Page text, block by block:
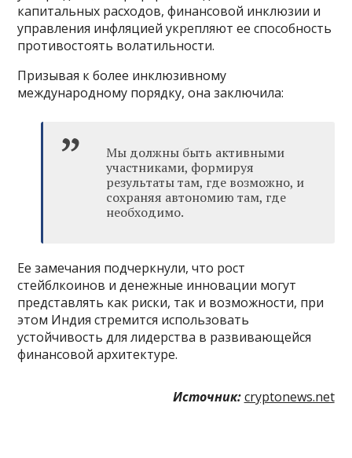
капитальных расходов, финансовой инклюзии и
управления инфляцией укрепляют ее способность
противостоять волатильности.
Призывая к более инклюзивному
международному порядку, она заключила:
Мы должны быть активными
участниками, формируя
результаты там, где возможно, и
сохраняя автономию там, где
необходимо.
Ее замечания подчеркнули, что рост
стейблкоинов и денежные инновации могут
представлять как риски, так и возможности, при
этом Индия стремится использовать
устойчивость для лидерства в развивающейся
финансовой архитектуре.
Источник: cryptonews.net